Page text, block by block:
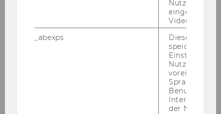
Afrikas Wirtschaft stärken – mit
Videos
_abexps
Dieses Cookie
speichert
Nutzer*in, zB.
Sprache,
der Nutzer*in